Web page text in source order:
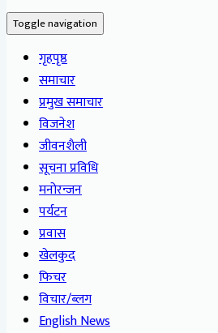
Toggle navigation
गृहपृष्ठ
समाचार
प्रमुख समाचार
विजनेश
जीवनशैली
सूचना प्रविधि
मनोरन्जन
पर्यटन
प्रवास
खेलकुद
फिचर
विचार/ब्लग
English News